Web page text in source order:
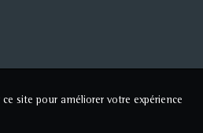
site pour améliorer votre expérience